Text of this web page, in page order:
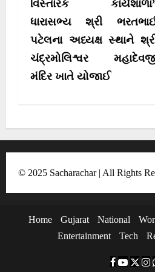
i
g
a
t
n
વિસ્તારક
ધારાસભ્ય શ્રી
પટેલના અધ્યક્ષ સ્થાને
ચંદ્રમોલિશ્વર
મંદિર ખાતે યોજાઈ
© 2025 Sacharachar | All Rights
Home Gujarat National
Entertainment
Tech
F Y T I